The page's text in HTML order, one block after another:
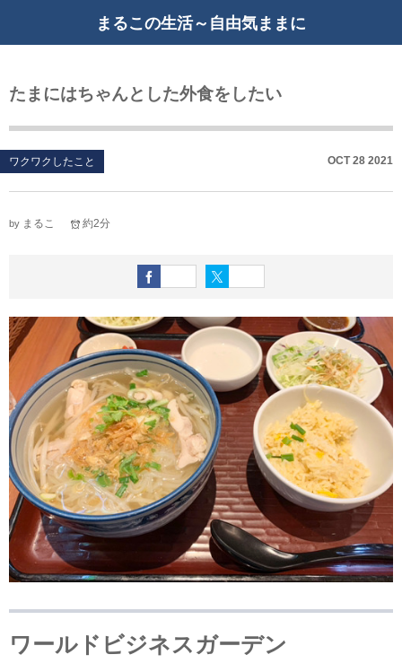
まるこの生活～自由気ままに
たまにはちゃんとした外食をしたい
ワクワクしたこと OCT 28 2021
by まるこ 約2分
ワールドビジネスガーデン